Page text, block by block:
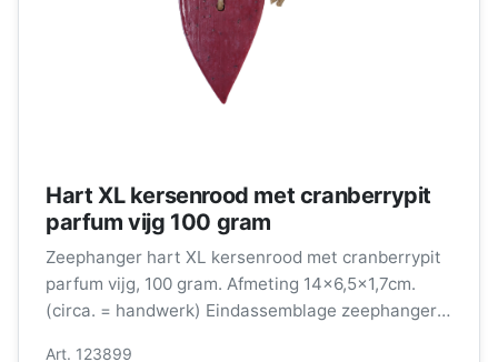
Hart XL kersenrood met cranberrypit
parfum vijg 100 gram
Zeephanger hart XL kersenrood met cranberrypit
parfum vijg, 100 gram. Afmeting 14x6,5x1,7cm.
(circa. = handwerk) Eindassemblage zeephangers
Art. 123899